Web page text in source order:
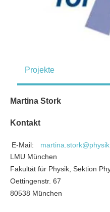
Projekte
Martina Stork
Kontakt
E-Mail:
LMU München
Fakultät für Physik, Sektion
Oettingenstr. 67
80538 München